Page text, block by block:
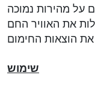
על מהירות נמוכה
את האוויר החם
שימוש